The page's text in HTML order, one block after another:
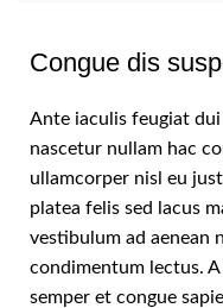
Congue dis
Ante iaculis feugiat dui
nascetur nullam hac
ullamcorper nisl eu
platea felis sed lacus
vestibulum ad aenean
condimentum lectus.
semper et congue